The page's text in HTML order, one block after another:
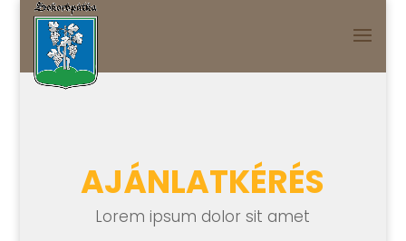
AJÁNLATKÉRÉS
Lorem ipsum dolor sit amet